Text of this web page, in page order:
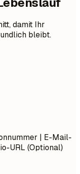
damit Ihr
bleibt.
| E-Mail-
URL (Optional)